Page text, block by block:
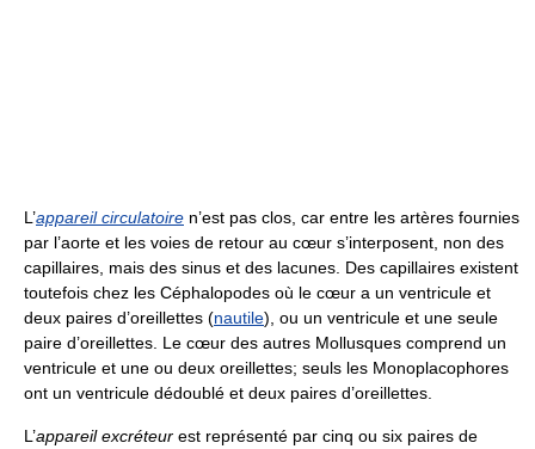
L’appareil circulatoire n’est pas clos, car entre les artères fournies
par l’aorte et les voies de retour au cœur s’interposent, non des
capillaires, mais des sinus et des lacunes. Des capillaires existent
toutefois chez les Céphalopodes où le cœur a un ventricule et
deux paires d’oreillettes (nautile), ou un ventricule et une seule
paire d’oreillettes. Le cœur des autres Mollusques comprend un
ventricule et une ou deux oreillettes; seuls les Monoplacophores
ont un ventricule dédoublé et deux paires d’oreillettes.
L’appareil excréteur est représenté par cinq ou six paires de